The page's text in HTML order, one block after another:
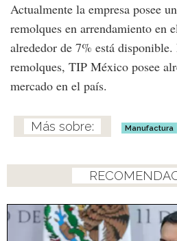
Actualmente la empresa posee
remolques en arrendamiento en
alrededor de 7% está
remolques, TIP México posee
mercado en el país.
Manufactura